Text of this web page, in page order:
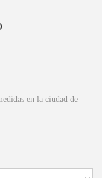
en la ciudad de